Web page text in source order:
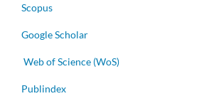
Scopus
Google Scholar
Web of Science (WoS)
Publindex